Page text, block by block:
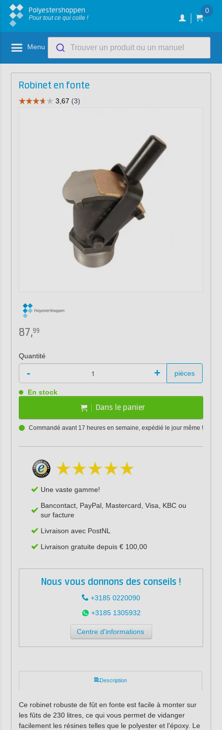
Polyestershoppen
Pour tout ce qui colle !
0
Menu Trouver un produit ou un manuel
Robinet en fonte
87,99
Quantité
- + pièces
En stock
Dans le panier
Commandé avant 17 heures en semaine, expédié le jour même !
Une vaste gamme!
Bancontact, PayPal, Mastercard, Visa, KBC ou
sur facture
Livraison avec PostNL
Livraison gratuite depuis € 100,00
Nous vous donnons des conseils !
+3185 0220090
+3185 1305932
Centre d'informations
Description
Ce robinet robuste de fût en fonte est facile à monter sur
les fûts de 230 litres, ce qui vous permet de vidanger
facilement les résines telles que le polyester et l'époxy. Le